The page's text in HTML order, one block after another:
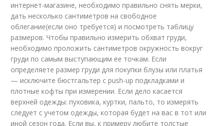
интернет-магазине, необходимо правильно снять мерки,
дать несколько сантиметров на свободное
облегание(если оно требуется) и посмотреть таблицу
размеров. Чтобы правильно измерить обхват груди,
необходимо проложить сантиметров окружность вокруг
груди по самым выступающим ее точкам. Если
определяете размер груди для покупки блузы или платья
— исключите бюстгальтер с push-up подкладками и
плотные кофты при измерении. Если дело касается
верхней одежды: пуховика, куртки, пальто, то измерять
следует с учетом одежды, которая будет на вас в тот или
иной сезон года. Если вы, к примеру любите толстые